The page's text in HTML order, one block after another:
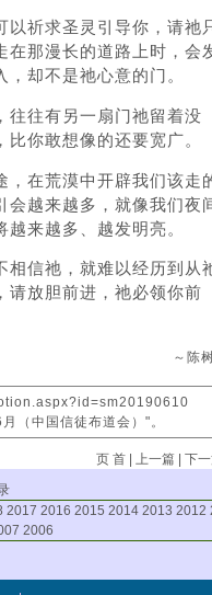
以祈求圣灵引导你，请祂
在那漫长的道路上时，会
却不是祂心意的门。
往往有另一扇门祂留着没
你敢想像的还要宽广。
，在荒漠中开辟我们该走
会越来越多，就像我们夜
来越多、越发明亮。
相信祂，就难以经历到从
请放胆前进，祂必领你前
～陈
（中国信徒布道会）"。
页 首 |上一篇 |下
2017 2016 2015 2014 2013 2012
2006